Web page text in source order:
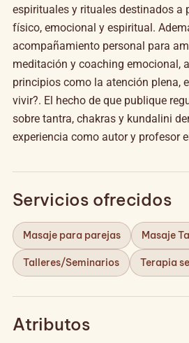
espirituales y rituales destinados a
físico, emocional y espiritual.
acompañamiento personal para
meditación y coaching emocional,
principios como la atención plena,
vivir?. El hecho de que publique
sobre tantra, chakras y kundalini
experiencia como autor y profesor
Servicios ofrecidos
Masaje para parejas Masaje
Talleres/Seminarios Terapia
Atributos